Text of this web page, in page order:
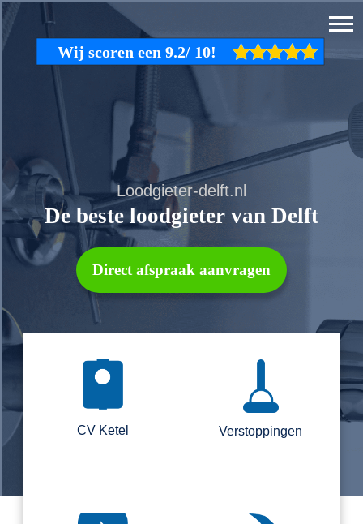
Loodgieter-delft.nl
De beste loodgieter van Delft
Direct afspraak aanvragen
CV Ketel Verstoppingen